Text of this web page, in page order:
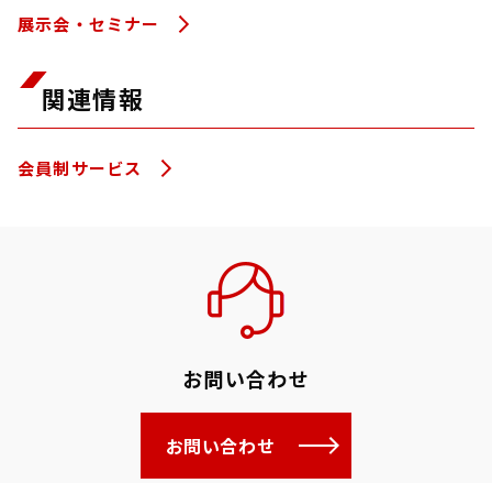
展示会・セミナー
関連情報
会員制サービス
お問い合わせ
お問い合わせ